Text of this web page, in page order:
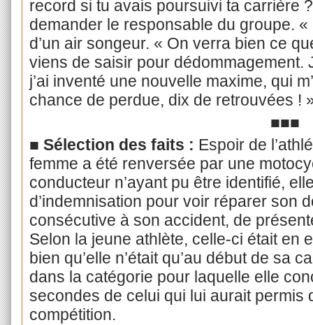
record si tu avais poursuivi ta carrière
demander le responsable du groupe.
d’un air songeur. « On verra bien ce
viens de saisir pour dédommagement.
j’ai inventé une nouvelle maxime, qui
chance de perdue, dix de retrouvées !
■■■
■ Sélection des faits : Espoir de
femme a été renversée par une
conducteur n’ayant pu être identifié,
d’indemnisation pour voir réparer son
consécutive à son accident, de
Selon la jeune athlète, celle-ci était en
bien qu’elle n’était qu’au début de sa
dans la catégorie pour laquelle elle
secondes de celui qui lui aurait permis
compétition.